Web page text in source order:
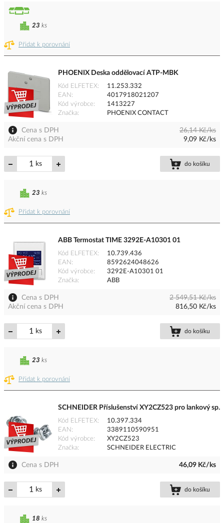
Přidat k porovnání
23 ks
PHOENIX Deska oddělovací ATP-MBK
Kód ELFETEX
11.253.332
EAN
4017918021207
Kód výrobce
1413227
Značka
PHOENIX CONTACT
Cena s DPH
26,14 Kč/ks
Akční cena s DPH
9,09 Kč/ks
ks do košíku
Přidat k porovnání
23 ks
ABB Termostat TIME 3292E-A10301 01
Kód ELFETEX
10.739.436
EAN
8592624048626
Kód výrobce
3292E-A10301 01
Značka
ABB
Cena s DPH
2 549,51 Kč/ks
Akční cena s DPH
816,50 Kč/ks
ks do košíku
Přidat k porovnání
23 ks
SCHNEIDER Příslušenství XY2CZ523 pro lankový sp.
Kód ELFETEX
10.397.334
EAN
3389110590951
Kód výrobce
XY2CZ523
Značka
SCHNEIDER ELECTRIC
Cena s DPH 46,09 Kč/ks
ks do košíku
18 ks